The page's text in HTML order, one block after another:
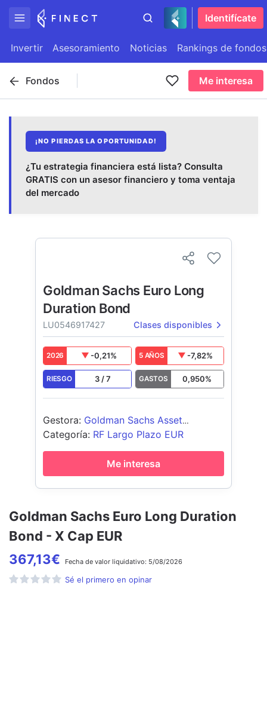
Identifícate
Invertir Asesoramiento Noticias Rankings de fondos
Fondos Me interesa
¡NO PIERDAS LA OPORTUNIDAD!
¿Tu estrategia financiera está lista? Consulta
GRATIS con un asesor financiero y toma ventaja
del mercado
Goldman Sachs Euro Long Duration
Bond - X Cap EUR
367,13€ Fecha de valor liquidativo: 5/08/2026
Sé el primero en opinar
Goldman Sachs Euro Long
Duration Bond
LU0546917427 Clases disponibles
2026 -0,21% 5 AÑOS -7,82%
RIESGO 3 /7 GASTOS 0,950%
Gestora: Goldman Sachs Asset
Management B.V.
Categoría: RF Largo Plazo EUR
Me interesa